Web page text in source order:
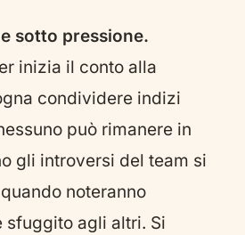
sotto pressione.
inizia il conto alla
condividere indizi
può rimanere in
gli introversi del team si
noteranno
sfuggito agli altri. Si